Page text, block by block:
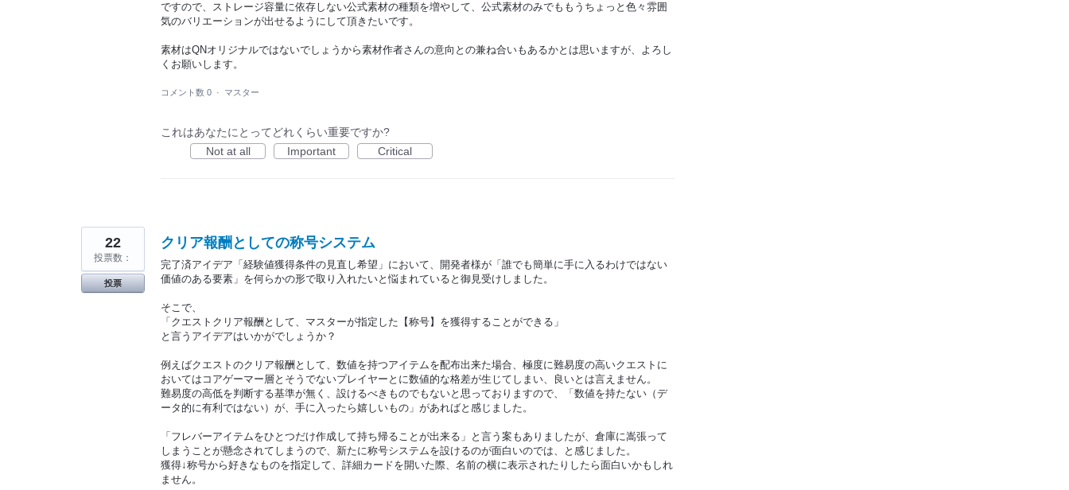
ですので、ストレージ容量に依存しない公式素材の種類を増やして、公式素材のみでももうちょっと色々雰囲
気のバリエーションが出せるようにして頂きたいです。
素材はQNオリジナルではないでしょうから素材作者さんの意向との兼ね合いもあるかとは思いますが、よろし
くお願いします。
コメント数 0 · マスター
これはあなたにとってどれくらい重要ですか?
Not at all
Important Critical
クリア報酬としての称号システム
完了済アイデア「経験値獲得条件の見直し希望」において、開発者様が「誰でも簡単に手に入るわけではない
価値のある要素」を何らかの形で取り入れたいと悩まれていると御見受けしました。
そこで、
「クエストクリア報酬として、マスターが指定した【称号】を獲得することができる」
と言うアイデアはいかがでしょうか？
例えばクエストのクリア報酬として、数値を持つアイテムを配布出来た場合、極度に難易度の高いクエストに
おいてはコアゲーマー層とそうでないプレイヤーとに数値的な格差が生じてしまい、良いとは言えません。
難易度の高低を判断する基準が無く、設けるべきものでもないと思っておりますので、「数値を持たない（デ
ータ的に有利ではない）が、手に入ったら嬉しいもの」があればと感じました。
「フレバーアイテムをひとつだけ作成して持ち帰ることが出来る」と言う案もありましたが、倉庫に嵩張って
しまうことが懸念されてしまうので、新たに称号システムを設けるのが面白いのでは、と感じました。
獲得↓称号から好きなものを指定して、詳細カードを開いた際、名前の横に表示されたりしたら面白いかもしれ
ません。
22
投票数：
投票